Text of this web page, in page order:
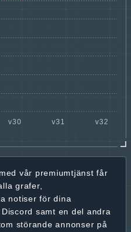
vår premiumtjänst får
grafer,
notiser för dina
samt en del andra
störande annonser på